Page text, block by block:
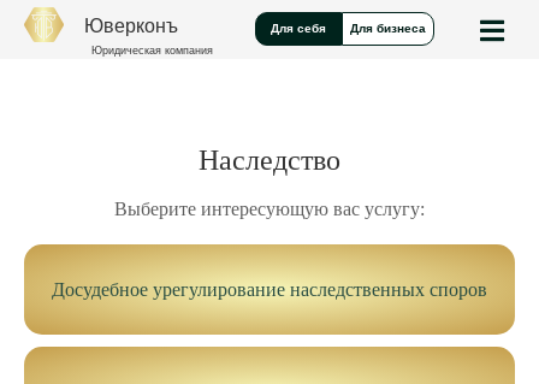
Юверконъ
Юридическая компания
Для себя Для бизнеса
Наследство
Выберите интересующую вас услугу:
Досудебное урегулирование наследственных споров